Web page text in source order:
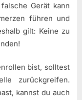
Gerät kann
führen und
gilt: Keine zu
bist, solltest
zurückgreifen.
kannst du auch